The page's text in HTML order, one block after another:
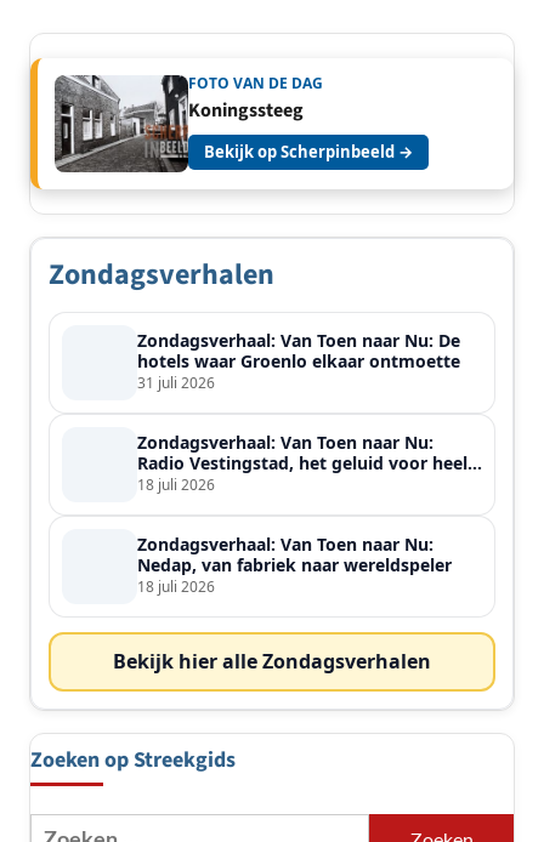
FOTO VAN DE DAG
Koningssteeg
Bekijk op Scherpinbeeld →
Zondagsverhalen
Zondagsverhaal: Van Toen naar Nu: De
hotels waar Groenlo elkaar ontmoette
31 juli 2026
Zondagsverhaal: Van Toen naar Nu:
Radio Vestingstad, het geluid voor heel
de streek
18 juli 2026
Zondagsverhaal: Van Toen naar Nu:
Nedap, van fabriek naar wereldspeler
18 juli 2026
Bekijk hier alle Zondagsverhalen
Zoeken op Streekgids
Zoeken